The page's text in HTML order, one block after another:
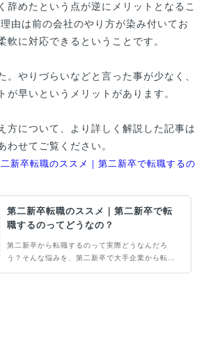
辞めたという点が逆にメリットとなるこ
由は前の会社のやり方が染み付いてお
軟に対応できるということです。
。やりづらいなどと言った事が少なく、
が早いというメリットがあります。
方について、より詳しく解説した記事は
わせてご覧ください。
新卒転職のススメ｜第二新卒で転職するの
第二新卒転職のススメ｜第二新卒で転
職するのってどうなの？
第二新卒から転職するのって実際どうなんだろ
う？そんな悩みを、第二新卒で大手企業から転職